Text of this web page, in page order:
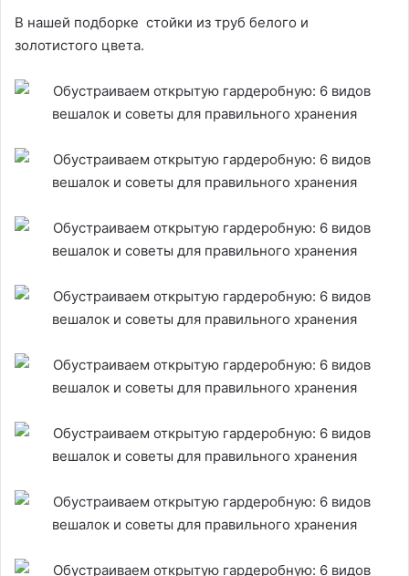
В нашей подборке стойки из труб белого и
золотистого цвета.